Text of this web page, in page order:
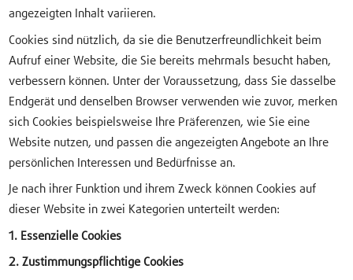
angezeigten Inhalt variieren.
Cookies sind nützlich, da sie die Benutzerfreundlichkeit beim
Aufruf einer Website, die Sie bereits mehrmals besucht haben,
verbessern können. Unter der Voraussetzung, dass Sie dasselbe
Endgerät und denselben Browser verwenden wie zuvor, merken
sich Cookies beispielsweise Ihre Präferenzen, wie Sie eine
Website nutzen, und passen die angezeigten Angebote an Ihre
persönlichen Interessen und Bedürfnisse an.
Je nach ihrer Funktion und ihrem Zweck können Cookies auf
dieser Website in zwei Kategorien unterteilt werden:
1. Essenzielle Cookies
2. Zustimmungspflichtige Cookies